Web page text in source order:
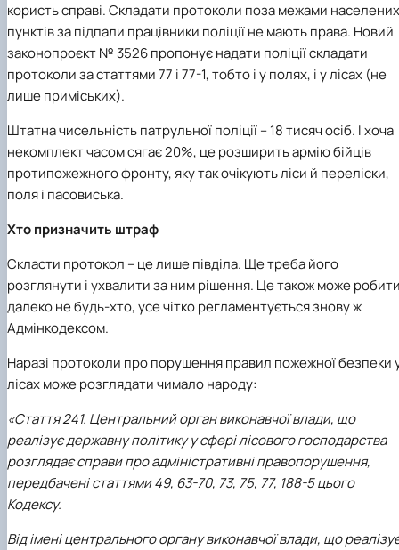
користь справі. Складати протоколи поза межами населених
пунктів за підпали працівники поліції не мають права. Новий
законопроєкт № 3526 пропонує надати поліції складати
протоколи за статтями 77 і 77-1, тобто і у полях, і у лісах (не
лише приміських).
Штатна чисельність патрульної поліції – 18 тисяч осіб. І хоча
некомплект часом сягає 20%, це розширить армію бійців
протипожежного фронту, яку так очікують ліси й переліски,
поля і пасовиська.
Хто призначить штраф
Скласти протокол – це лише півділа. Ще треба його
розглянути і ухвалити за ним рішення. Це також може
далеко не будь-хто, усе чітко регламентується знову ж
Адмінкодексом.
Наразі протоколи про порушення правил пожежної безпеки
лісах може розглядати чимало народу:
«Стаття 241. Центральний орган виконавчої влади, що
реалізує державну політику у сфері лісового господарства
розглядає справи про адміністративні правопорушення,
передбачені статтями 49, 63-70, 73, 75, 77, 188-5 цього
Кодексу.
Від імені центрального органу виконавчої влади, що